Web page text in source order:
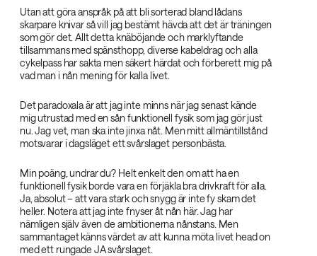
Utan att göra anspråk på att bli sorterad bland lådans
skarpare knivar så vill jag bestämt hävda att det är träningen
som gör det. Allt detta knäböjande och marklyftande
tillsammans med spänsthopp, diverse kabeldrag och alla
cykelpass har sakta men säkert härdat och förberett mig på
vad man i nån mening för kalla livet.
Det paradoxala är att jag inte minns när jag senast kände
mig utrustad med en sån funktionell fysik som jag gör just
nu. Jag vet, man ska inte jinxa nåt. Men mitt allmäntillstånd
motsvarar i dagsläget ett svårslaget personbästa.
Min poäng, undrar du? Helt enkelt den om att ha en
funktionell fysik borde vara en förjäkla bra drivkraft för alla.
Ja, absolut – att vara stark och snygg är inte fy skam det
heller. Notera att jag inte fnyser åt nån här. Jag har
nämligen själv även de ambitionerna nånstans. Men
sammantaget känns värdet av att kunna möta livet head on
med ett rungade JA svårslaget.